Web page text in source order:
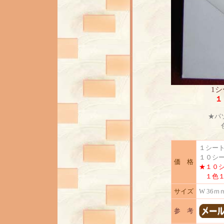
1
★パ
価 格
１シー
１０シ
★１０
１色
サイズ
W 36
参 考